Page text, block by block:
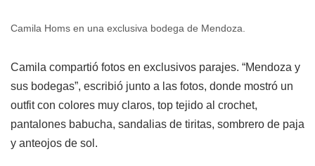
Camila Homs en una exclusiva bodega de Mendoza.
Camila compartió fotos en exclusivos parajes. “Mendoza y
sus bodegas”, escribió junto a las fotos, donde mostró un
outfit con colores muy claros, top tejido al crochet,
pantalones babucha, sandalias de tiritas, sombrero de paja
y anteojos de sol.